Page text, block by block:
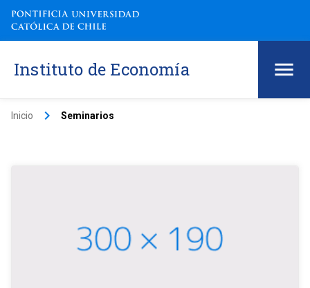
Instituto de Economía
Inicio keyboard_arrow_right Seminarios